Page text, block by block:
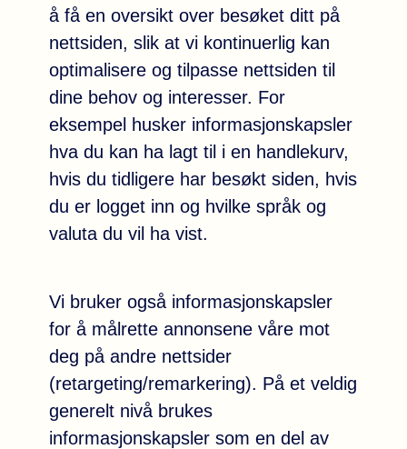
å få en oversikt over besøket ditt på
nettsiden, slik at vi kontinuerlig kan
optimalisere og tilpasse nettsiden til
dine behov og interesser. For
eksempel husker informasjonskapsler
hva du kan ha lagt til i en handlekurv,
hvis du tidligere har besøkt siden, hvis
du er logget inn og hvilke språk og
valuta du vil ha vist.
Vi bruker også informasjonskapsler
for å målrette annonsene våre mot
deg på andre nettsider
(retargeting/remarkering). På et veldig
generelt nivå brukes
informasjonskapsler som en del av